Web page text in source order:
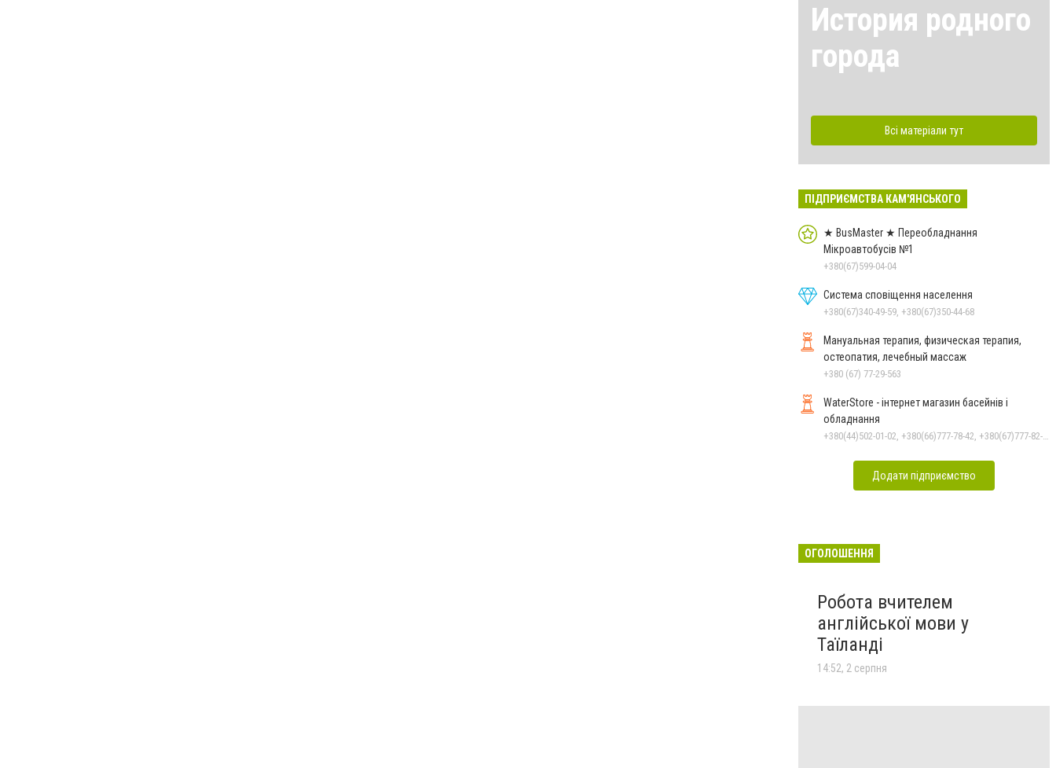
История родного
города
Всі матеріали тут
ПІДПРИЄМСТВА КАМ'ЯНСЬКОГО
★ BusMaster ★ Переобладнання
Мікроавтобусів №1
+380(67)599-04-04
Система сповіщення населення
+380(67)340-49-59, +380(67)350-44-68
Мануальная терапия, физическая терапия,
остеопатия, лечебный массаж
+380 (67) 77-29-563
WaterStore - інтернет магазин басейнів і
обладнання
Додати підприємство
ОГОЛОШЕННЯ
Робота вчителем
англійської мови у
Таїланді
14:52, 2 серпня